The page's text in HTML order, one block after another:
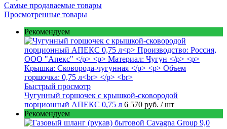
Самые продаваемые товары
Просмотренные товары
Рекомендуем
Быстрый просмотр
Чугунный горшочек с крышкой-сковородой
порционный АПЕКС 0,75 л 6 570 руб. / шт
Рекомендуем